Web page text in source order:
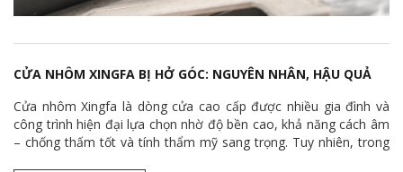
CỬA NHÔM XINGFA BỊ HỞ GÓC: NGUYÊN NHÂN, HẬU QUẢ
VÀ CÁCH XỬ LÝ HIỆU QUẢ
Cửa nhôm Xingfa là dòng cửa cao cấp được nhiều gia đình và
công trình hiện đại lựa chọn nhờ độ bền cao, khả năng cách âm
– chống thấm tốt và tính thẩm mỹ sang trọng. Tuy nhiên, trong